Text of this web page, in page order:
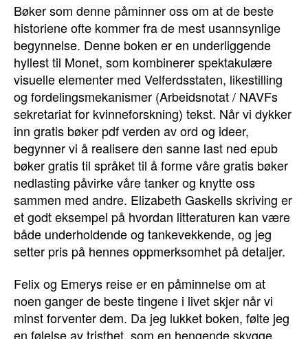
Bøker som denne påminner oss om at de beste
historiene ofte kommer fra de mest usannsynlige
begynnelse. Denne boken er en underliggende
hyllest til Monet, som kombinerer spektakulære
visuelle elementer med Velferdsstaten, likestilling
og fordelingsmekanismer (Arbeidsnotat / NAVFs
sekretariat for kvinneforskning) tekst. Når vi dykker
inn gratis bøker pdf verden av ord og ideer,
begynner vi å realisere den sanne last ned epub
bøker gratis til språket til å forme våre gratis bøker
nedlasting påvirke våre tanker og knytte oss
sammen med andre. Elizabeth Gaskells skriving er
et godt eksempel på hvordan litteraturen kan være
både underholdende og tankevekkende, og jeg
setter pris på hennes oppmerksomhet på detaljer.
Felix og Emerys reise er en påminnelse om at
noen ganger de beste tingene i livet skjer når vi
minst forventer dem. Da jeg lukket boken, følte jeg
en følelse av tristhet, som en hengende skygge